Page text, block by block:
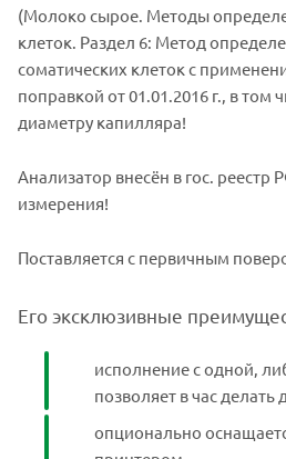
(Молоко сырое. Методы
клеток. Раздел 6: Метод
соматических клеток с
поправкой от 01.01.2016 г., в том
диаметру капилляра!
Анализатор внесён в гос. реестр
измерения!
Поставляется с первичным
Его эксклюзивные
исполнение с одной,
позволяет в час делать
опционально